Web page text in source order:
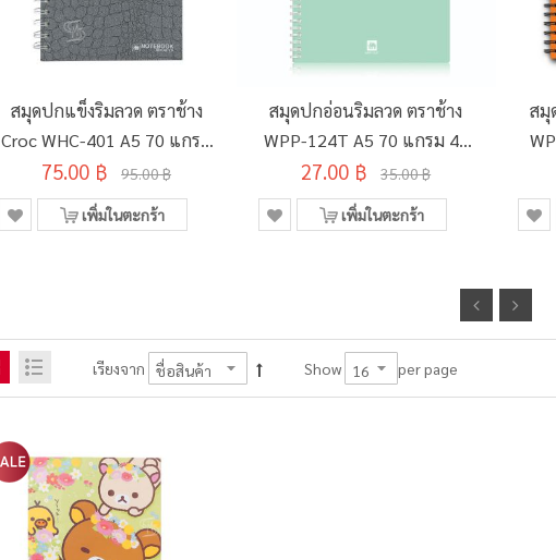
สมุดปกแข็งริมลวด ตราช้าง
Croc WHC-401 A5 70 แกรม
150 แผ่น
75.00 ฿ 95.00 ฿
เพิ่มในตะกร้า
สมุดปกอ่อนริมลวด ตราช้าง
WPP-124T A5 70 แกรม 40
แผ่น คละสี
27.00 ฿ 35.00 ฿
เพิ่มในตะกร้า
สมุ
เรียงจาก Show per page